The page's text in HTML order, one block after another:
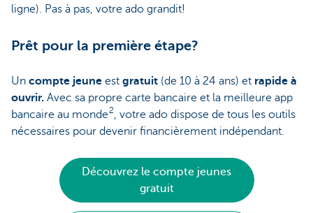
ligne). Pas à pas, votre ado grandit!
Prêt pour la première étape?
Un compte jeune est gratuit (de 10 à 24 ans) et rapide à
ouvrir. Avec sa propre carte bancaire et la meilleure app
bancaire au monde2, votre ado dispose de tous les outils
nécessaires pour devenir financièrement indépendant.
Découvrez le compte jeunes
gratuit